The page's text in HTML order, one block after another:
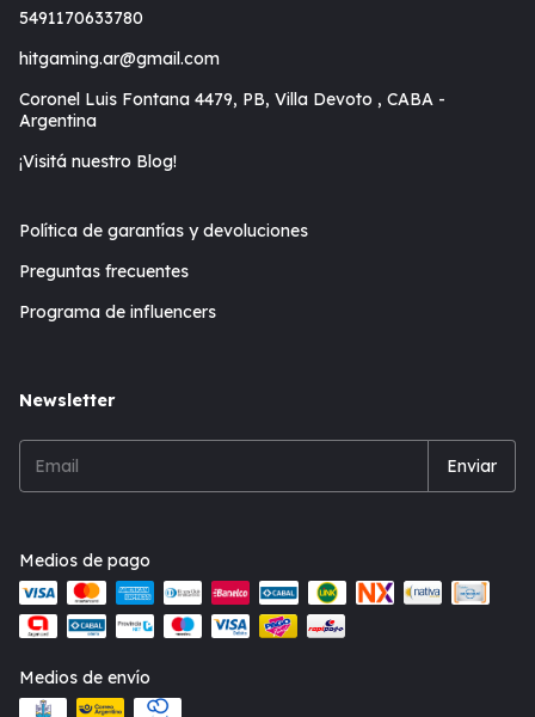
5491170633780
hitgaming.ar@gmail.com
Coronel Luis Fontana 4479, PB, Villa Devoto , CABA -
Argentina
¡Visitá nuestro Blog!
Política de garantías y devoluciones
Preguntas frecuentes
Programa de influencers
Newsletter
Medios de pago
Medios de envío